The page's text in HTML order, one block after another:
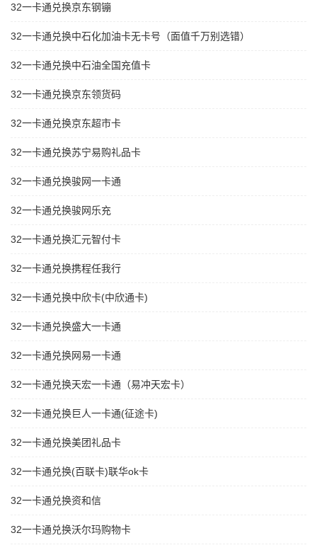
32一卡通兑换京东钢镚
32一卡通兑换中石化加油卡无卡号（面值千万别选错）
32一卡通兑换中石油全国充值卡
32一卡通兑换京东领货码
32一卡通兑换京东超市卡
32一卡通兑换苏宁易购礼品卡
32一卡通兑换骏网一卡通
32一卡通兑换骏网乐充
32一卡通兑换汇元智付卡
32一卡通兑换携程任我行
32一卡通兑换中欣卡(中欣通卡)
32一卡通兑换盛大一卡通
32一卡通兑换网易一卡通
32一卡通兑换天宏一卡通（易冲天宏卡）
32一卡通兑换巨人一卡通(征途卡)
32一卡通兑换美团礼品卡
32一卡通兑换(百联卡)联华ok卡
32一卡通兑换资和信
32一卡通兑换沃尔玛购物卡